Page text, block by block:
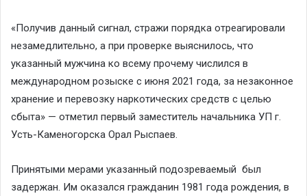
«Получив данный сигнал, стражи порядка отреагировали
незамедлительно, а при проверке выяснилось, что
указанный мужчина ко всему прочему числился в
международном розыске с июня 2021 года, за незаконное
хранение и перевозку наркотических средств с целью
сбыта» — отметил первый заместитель начальника УП г.
Усть-Каменогорска Орал Рыспаев.
Принятыми мерами указанный подозреваемый был
задержан. Им оказался гражданин 1981 года рождения, в